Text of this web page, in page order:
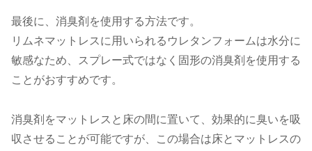
最後に、消臭剤を使用する方法です。
リムネマットレスに用いられるウレタンフォームは水分に
敏感なため、スプレー式ではなく固形の消臭剤を使用する
ことがおすすめです。
消臭剤をマットレスと床の間に置いて、効果的に臭いを吸
収させることが可能ですが、この場合は床とマットレスの